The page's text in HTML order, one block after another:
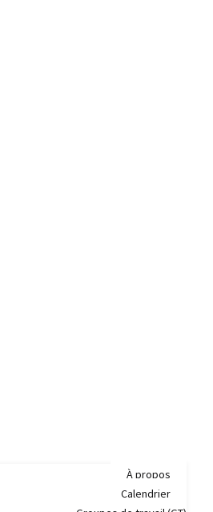
À propos
Calendrier